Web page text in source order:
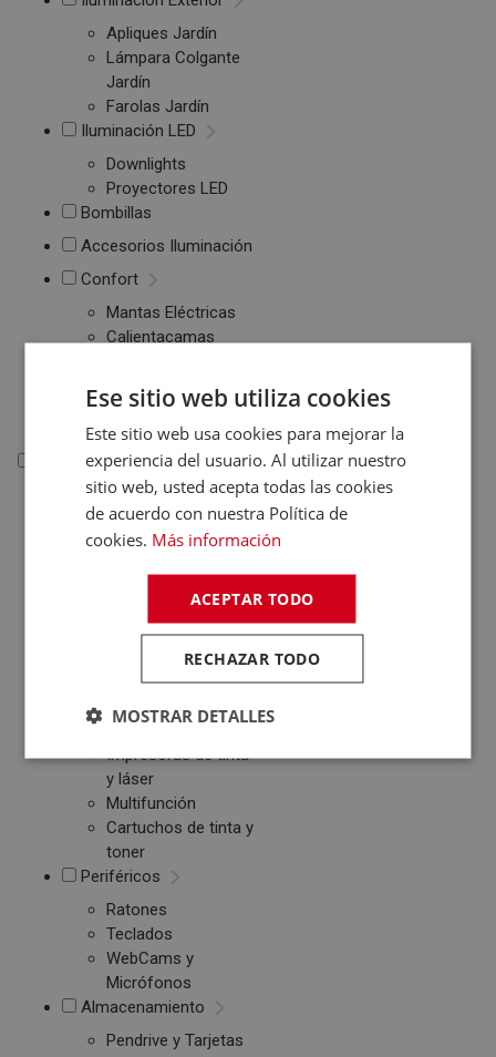
Apliques Jardín
Lámpara Colgante
Jardín
Farolas Jardín
Iluminación LED
Downlights
Proyectores LED
Bombillas
Accesorios Iluminación
Confort
Mantas Eléctricas
Calientacamas
Eléctricas
Colchones
Informática
Informática
Impresión
Impresoras de tinta
y láser
Multifunción
Cartuchos de tinta y
toner
Periféricos
Ratones
Teclados
WebCams y
Micrófonos
Almacenamiento
Pendrive y Tarjetas
Ese sitio web utiliza cookies
Este sitio web usa cookies para mejorar la
experiencia del usuario. Al utilizar nuestro
sitio web, usted acepta todas las cookies
de acuerdo con nuestra Política de
cookies. Más información
ACEPTAR TODO
RECHAZAR TODO
MOSTRAR DETALLES